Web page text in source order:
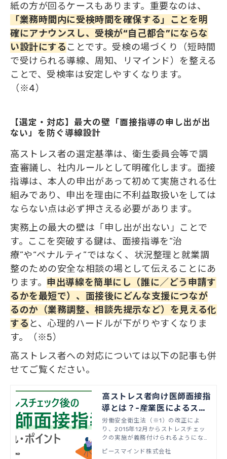
紙の方が回るケースもあります。重要なのは、
「業務時間内に受検時間を確保する」ことを明
確にアナウンスし、受検が“自己都合”にならな
い設計にする ことです。受検の場づくり（短時間
で受けられる導線、周知、リマインド）を整える
ことで、受検率は安定しやすくなります。
（※4）
【選定・対応】最大の壁「面接指導の申し出が出
ない」を防ぐ導線設計
高ストレス者の選定基準は、衛生委員会等で調
査審議し、社内ルールとして明確化します。面接
指導は、本人の申出があって初めて実施される仕
組みであり、申出を理由に不利益取扱いをしては
ならない点は必ず押さえる必要があります。
実務上の最大の壁は「申し出が出ない」ことで
す。ここを突破する鍵は、面接指導を“治
療”や“ペナルティ”ではなく、状況整理と就業調
整のための安全な相談の場として伝えることにあ
ります。 申出導線を簡単にし（誰に／どう申請す
るかを最短で）、面接後にどんな支援につなが
るのか（業務調整、相談先提示など）を見える化
する と、心理的ハードルが下がりやすくなりま
す。（※5）
高ストレス者への対応については以下の記事も併
せてご覧ください。
高ストレス者向け医師面接指
導とは？-産業医によるスト
レスチェック後の医師面接指
導の流れとポイント
労働安全衛生法（※1）の改正によ
り、2015年12月からストレスチェッ
クの実施が義務付けられるようになり
ェックは実施しているものの、「面接
ピースマインド株式会社